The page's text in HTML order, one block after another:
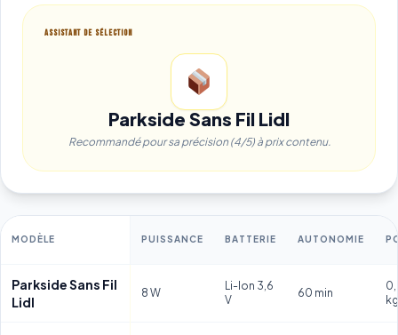
ASSISTANT DE SÉLECTION
Parkside Sans Fil Lidl
Recommandé pour sa précision (4/5) à prix contenu.
MODÈLE PUISSANCE BATTERIE AUTONOMIE
Parkside Sans Fil
Lidl
8 W
Li-Ion 3,6
V
60 min
kg